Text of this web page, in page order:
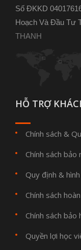
Số ĐKKD
Hoạch Và Đầu Tư
THANH
HỖ TRỢ
Chính sách &
Chính sách
Quy định &
Chính sách
Chính sách bảo
Quyền lợi học